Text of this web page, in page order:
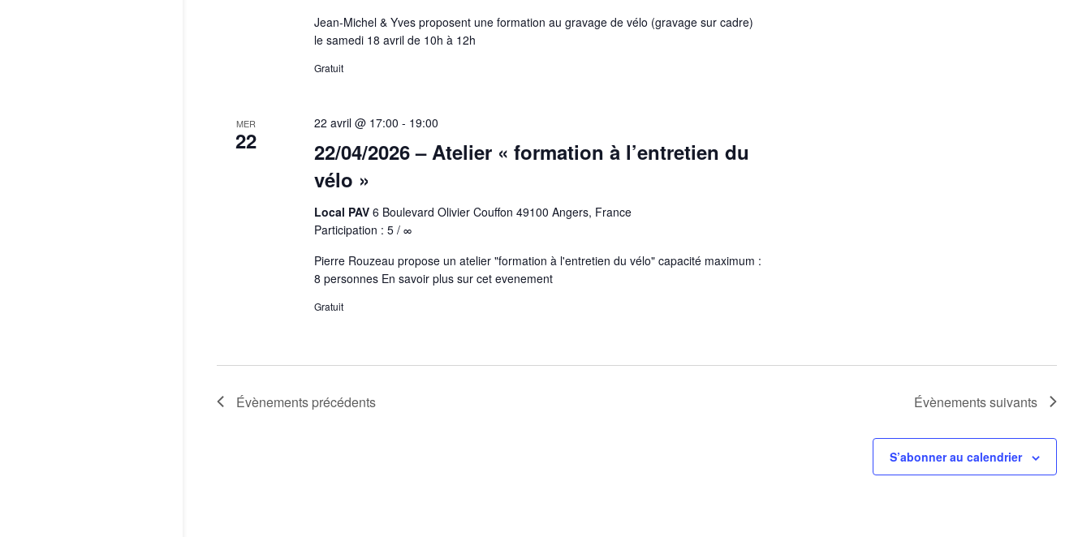
Jean-Michel & Yves proposent une formation au gravage de vélo (gravage sur cadre)
le samedi 18 avril de 10h à 12h
Gratuit
MER
22
22/04/2026 – Atelier « formation à l’entretien du
vélo »
22 avril @ 17:00 - 19:00
Local PAV6 Boulevard Olivier Couffon 49100 Angers, France
Participation : 5 / ∞
Pierre Rouzeau propose un atelier "formation à l'entretien du vélo" capacité maximum :
8 personnes En savoir plus sur cet evenement
Gratuit
Évènements précédents Évènementssuivants
S’abonner au calendrier